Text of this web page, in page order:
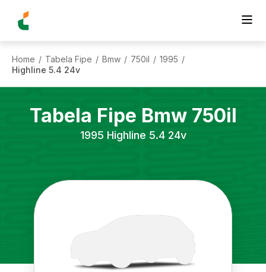
Home / Tabela Fipe / Bmw / 750il / 1995 /
Highline 5.4 24v
Tabela Fipe Bmw 750il
1995 Highline 5.4 24v